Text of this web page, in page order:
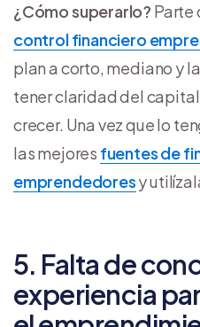
¿Cómo superarlo? Parte
control financiero
plan a corto, mediano y
tener claridad del
crecer. Una vez que lo
las mejores fuentes de
emprendedoresy
5. Falta de
experiencia